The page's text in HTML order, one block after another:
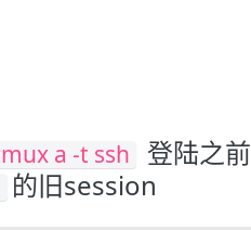
a -t ssh 登陆之
的旧session